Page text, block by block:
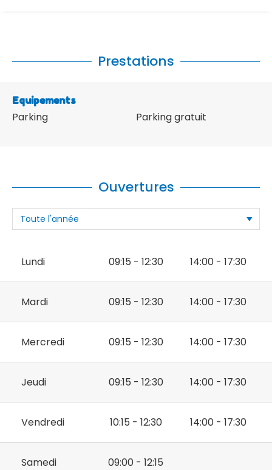
Prestations
Equipements
Parking Parking gratuit
Ouvertures
Lundi 09:15 - 12:30 14:00 - 17:30
Mardi 09:15 - 12:30 14:00 - 17:30
Mercredi 09:15 - 12:30 14:00 - 17:30
Jeudi 09:15 - 12:30 14:00 - 17:30
Vendredi 10:15 - 12:30 14:00 - 17:30
Samedi 09:00 - 12:15